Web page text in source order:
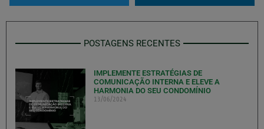
POSTAGENS RECENTES
IMPLEMENTE ESTRATÉGIAS DE
COMUNICAÇÃO INTERNA E ELEVE A
HARMONIA DO SEU CONDOMÍNIO
13/06/2024